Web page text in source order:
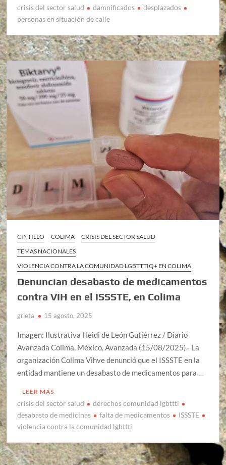
crisis del sector salud damnificados
desplazados
personas en situación de calle
CINTILLO COLIMA
CRISIS DEL SECTOR SALUD
TEMAS NACIONALES
VIOLENCIA CONTRA LA COMUNIDAD LGBTTTIQ+ EN COLIMA
Denuncian desabasto de medicamentos
contra VIH en el ISSSTE, en Colima
grieta 15 agosto, 2025
Imagen: Ilustrativa Heidi de León Gutiérrez / Diario
Avanzada Colima, México, Avanzada (15/08/2025).- La
organización Colima Vihve denunció que el ISSSTE en la
entidad mantiene un desabasto de medicamentos para …
LEER MÁS
crisis del sector salud
derechos comunidad lgbttti
desabasto de medicinas
falta de medicamentos
ISSSTE
violencia contra la comunidad lgbttti